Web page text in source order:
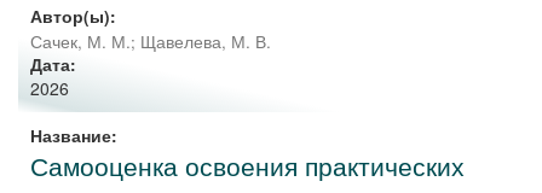
Автор(ы):
Сачек, М. М.; Щавелева, М. В.
Дата:
2026
Название:
Самооценка освоения практических